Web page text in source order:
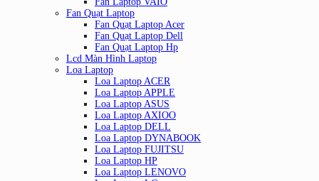
Fan Quạt Laptop
Fan Quạt Laptop Acer
Fan Quạt Laptop Dell
Fan Quạt Laptop Hp
Lcd Màn Hình Laptop
Loa Laptop
Loa Laptop ACER
Loa Laptop APPLE
Loa Laptop ASUS
Loa Laptop AXIOO
Loa Laptop DELL
Loa Laptop DYNABOOK
Loa Laptop FUJITSU
Loa Laptop HP
Loa Laptop LENOVO